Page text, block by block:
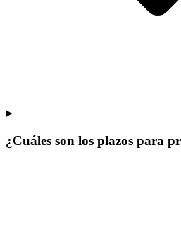
¿Cuáles son los plazos para